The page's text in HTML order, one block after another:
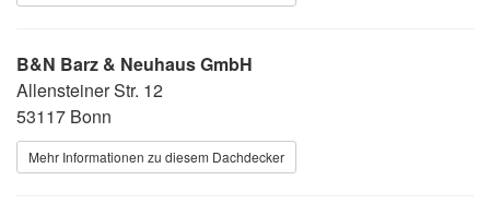
B&N Barz & Neuhaus GmbH
Allensteiner Str. 12
53117 Bonn
Mehr Informationen zu diesem Dachdecker